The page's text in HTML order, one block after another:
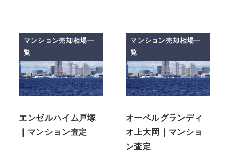
マンション売却相場一
覧
エンゼルハイム戸塚
｜マンション査定
マンション売却相場一
覧
オーベルグランディ
オ上大岡｜マンショ
ン査定